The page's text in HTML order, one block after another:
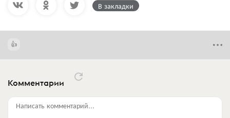
В закладки
Комментарии
Написать комментарий...